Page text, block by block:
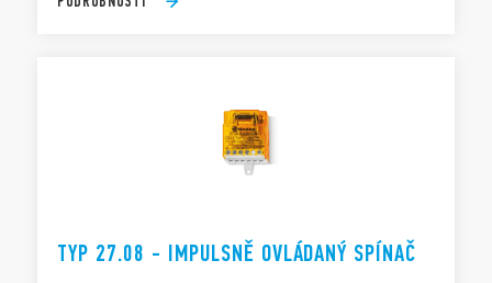
TYP 27.08 - IMPULSNĚ OVLÁDANÝ SPÍNAČ